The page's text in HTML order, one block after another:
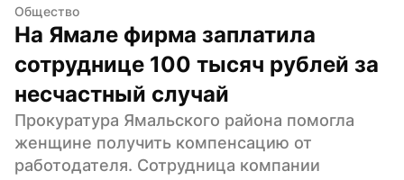
Общество
На Ямале фирма заплатила
сотруднице 100 тысяч рублей за
несчастный случай
Прокуратура Ямальского района помогла
женщине получить компенсацию от
работодателя. Сотрудница компании